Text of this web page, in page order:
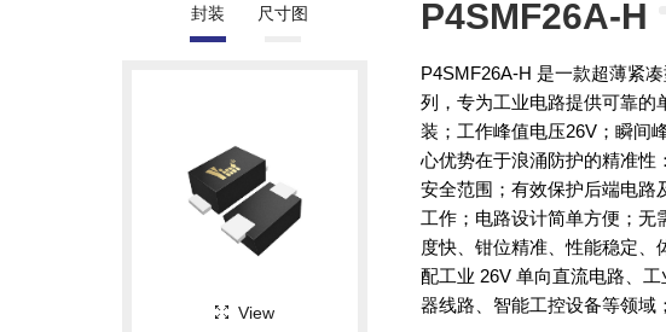
封装 尺寸图
View
P4SMF26A-H
P4SMF26A-H 是一款超薄紧
列，专为工业电路提供可靠的
装；工作峰值电压26V；瞬间
心优势在于浪涌防护的精准性
安全范围；有效保护后端电路
工作；电路设计简单方便；无
度快、钳位精准、性能稳定
配工业 26V 单向直流电路、
器线路、智能工控设备等领域